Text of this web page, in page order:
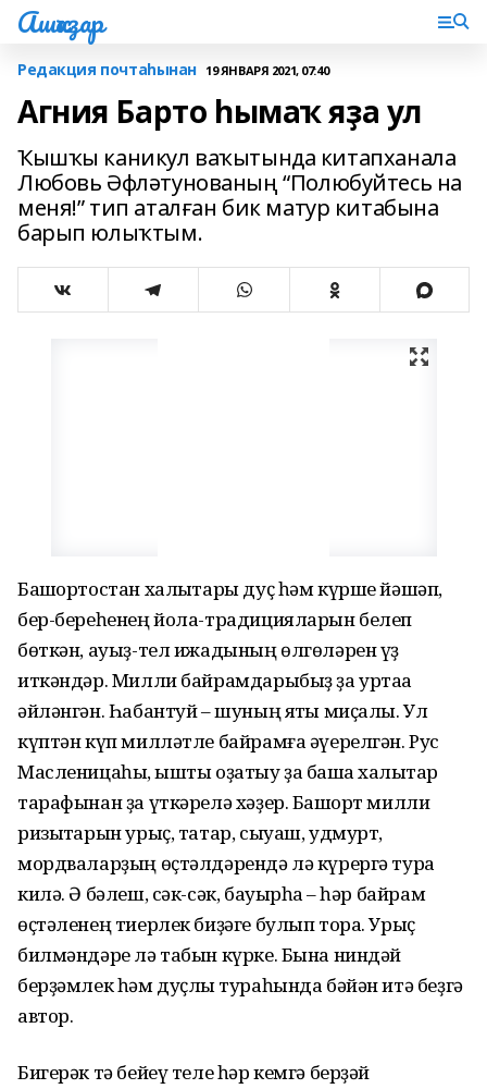
Ашҡаҙар
Редакция почтаһынан 19 ЯНВАРЯ 2021, 07:40
Агния Барто һымаҡ яҙа ул
Ҡышҡы каникул ваҡытында китапханала
Любовь Әфләтунованың “Полюбуйтесь на
меня!” тип аталған бик матур китабына
барып юлыҡтым.
Башҡортостан халыҡтары дуҫ һәм күрше йәшәп,
бер-береһенең йола-традицияларын белеп
бөткән, ауыҙ-тел ижадының өлгөләрен үҙ
иткәндәр. Милли байрамдарыбыҙ ҙа уртаҡҡа
әйләнгән. Һабантуй – шуның яҡты миҫалы. Ул
күптән күп милләтле байрамға әүерелгән. Рус
Масленицаһы, ҡышты оҙатыу ҙа башҡа халыҡтар
тарафынан ҙа үткәрелә хәҙер. Башҡорт милли
ризыҡтарын урыҫ, татар, сыуаш, удмурт,
мордваларҙың өҫтәлдәрендә лә күрергә тура
килә. Ә бәлеш, сәк-сәк, бауырһаҡ – һәр байрам
өҫтәленең тиерлек биҙәге булып тора. Урыҫ
билмәндәре лә табын күрке. Бына ниндәй
берҙәмлек һәм дуҫлыҡ тураһында бәйән итә беҙгә
автор.
Бигерәк тә бейеү теле һәр кемгә берҙәй